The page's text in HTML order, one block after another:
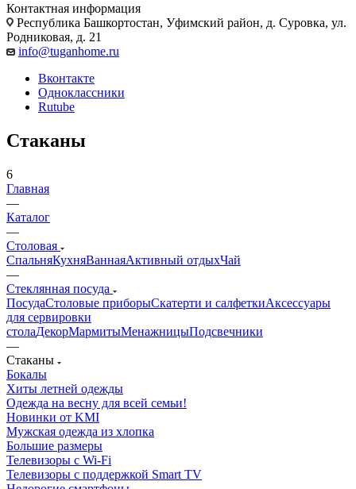
Контактная информация
Республика Башкортостан, Уфимский район, д. Суровка, ул.
Родниковая, д. 21
info@tuganhome.ru
Вконтакте
Одноклассники
Rutube
Стаканы
6
Главная
—
Каталог
—
Столовая
СпальняКухняВаннаяАктивный отдыхЧай
—
Стеклянная посуда
ПосудаСтоловые приборыСкатерти и салфеткиАксессуары
для сервировки
столаДекорМармитыМенажницыПодсвечники
—
Стаканы
Бокалы
Хиты летней одежды
Одежда на весну для всей семьи!
Новинки от KMI
Мужская одежда из хлопка
Большие размеры
Телевизоры с Wi-Fi
Телевизоры с поддержкой Smart TV